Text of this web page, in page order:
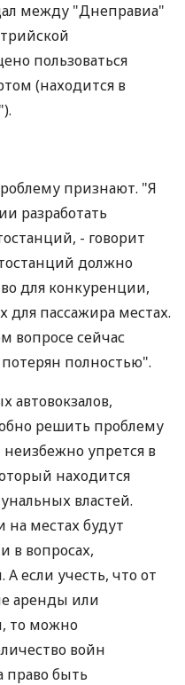
между "Днеправиа"
пользоваться
(находится в
признают. "Я
разработать
- говорит
должно
для конкуренции,
пассажира местах.
вопросе сейчас
полностью".
автовокзалов,
решить проблему
упрется в
находится
властей.
на местах будут
в вопросах,
если учесть, что от
аренды или
то можно
войн
право быть